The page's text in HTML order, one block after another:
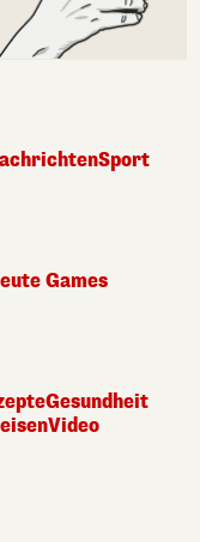
Sport
Games
Gesundheit
Video